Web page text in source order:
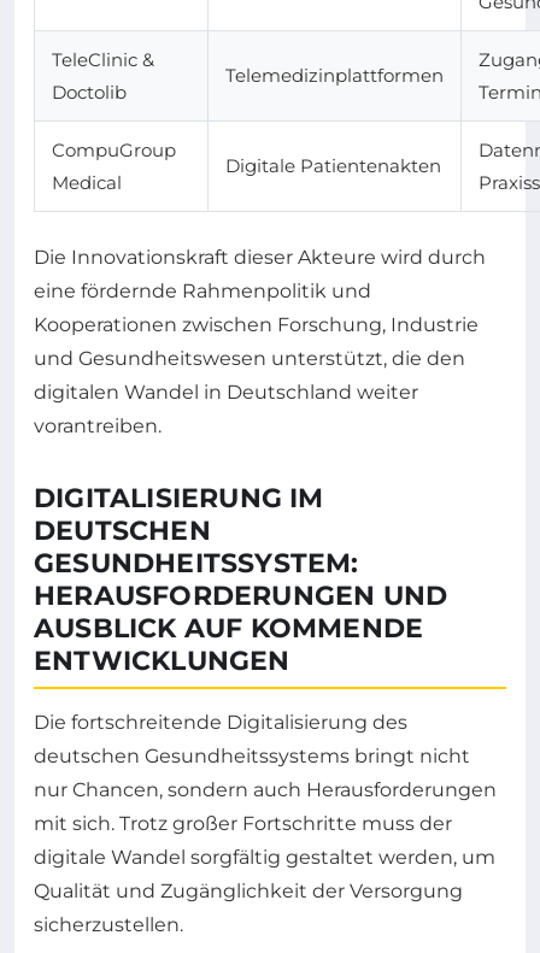
TeleClinic &
Doctolib
Telemedizinplattformen
CompuGroup
Medical
Digitale Patientenakten
Die Innovationskraft dieser Akteure wird durch
eine fördernde Rahmenpolitik und
Kooperationen zwischen Forschung, Industrie
und Gesundheitswesen unterstützt, die den
digitalen Wandel in Deutschland weiter
vorantreiben.
DIGITALISIERUNG IM
DEUTSCHEN
GESUNDHEITSSYSTEM:
HERAUSFORDERUNGEN UND
AUSBLICK AUF KOMMENDE
ENTWICKLUNGEN
Die fortschreitende Digitalisierung des
deutschen Gesundheitssystems bringt nicht
nur Chancen, sondern auch Herausforderungen
mit sich. Trotz großer Fortschritte muss der
digitale Wandel sorgfältig gestaltet werden, um
Qualität und Zugänglichkeit der Versorgung
sicherzustellen.